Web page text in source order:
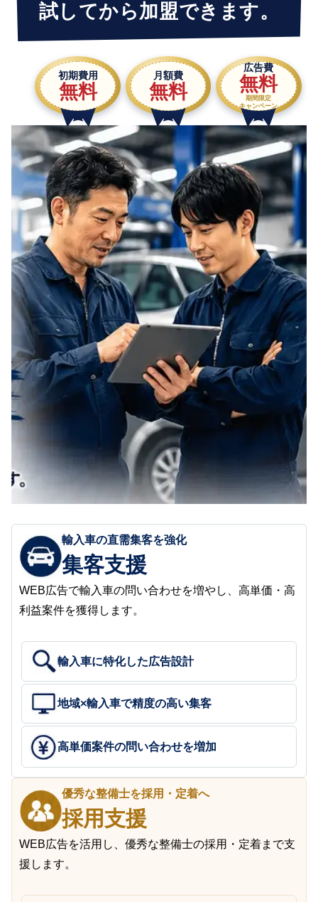
試してから加盟できます。
初期費用
無料
月額費
無料
広告費
無料
期間限定
キャンペーン
輸入車の直需集客を強化
集客支援
WEB広告で輸入車の問い合わせを増やし、高単価・高
利益案件を獲得します。
輸入車に特化した広告設計
地域×輸入車で精度の高い集客
高単価案件の問い合わせを増加
優秀な整備士を採用・定着へ
採用支援
WEB広告を活用し、優秀な整備士の採用・定着まで支
援します。